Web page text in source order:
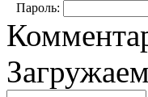
Пароль: